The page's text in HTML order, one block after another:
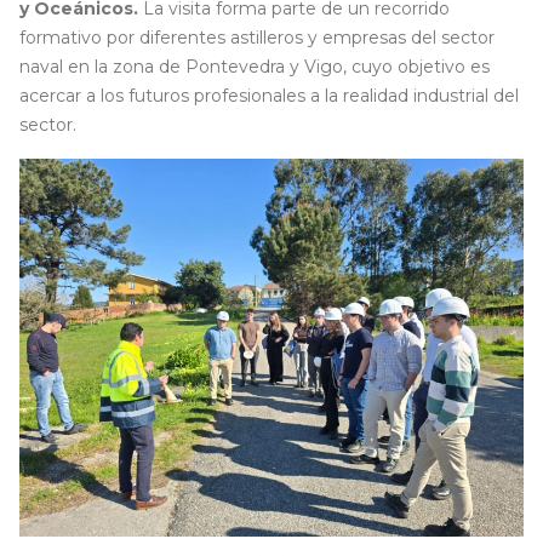
y Oceánicos. La visita forma parte de un recorrido
formativo por diferentes astilleros y empresas del sector
naval en la zona de Pontevedra y Vigo, cuyo objetivo es
acercar a los futuros profesionales a la realidad industrial del
sector.